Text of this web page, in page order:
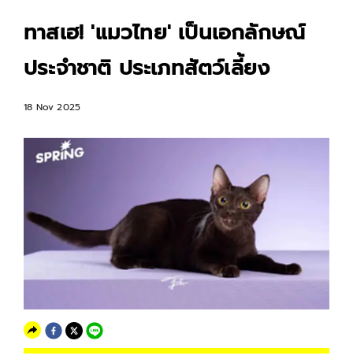
ทาสเฮ! 'แมวไทย' เป็นเอกลักษณ์
ประจำชาติ ประเภทสัตว์เลี้ยง
18 Nov 2025